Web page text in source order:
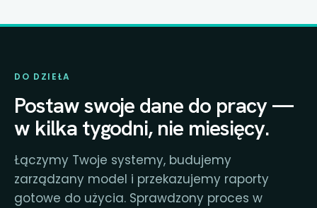
DO DZIEŁA
Postaw swoje dane do pracy —
w kilka tygodni, nie miesięcy.
Łączymy Twoje systemy, budujemy
zarządzany model i przekazujemy raporty
gotowe do użycia. Sprawdzony proces w